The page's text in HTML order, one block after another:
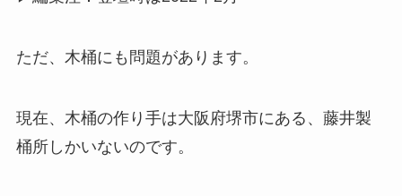
ただ、木桶にも問題があります。
現在、木桶の作り手は大阪府堺市にある、藤井製
桶所しかいないのです。